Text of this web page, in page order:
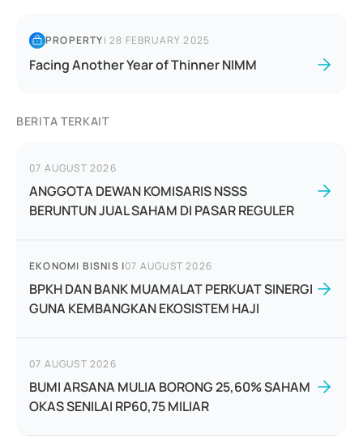
PROPERTY|28 FEBRUARY 2025
Facing Another Year of Thinner NIMM
BERITA TERKAIT
07 AUGUST 2026
ANGGOTA DEWAN KOMISARIS NSSS
BERUNTUN JUAL SAHAM DI PASAR REGULER
EKONOMI BISNIS |07 AUGUST 2026
BPKH DAN BANK MUAMALAT PERKUAT SINERGI
GUNA KEMBANGKAN EKOSISTEM HAJI
07 AUGUST 2026
BUMI ARSANA MULIA BORONG 25,60% SAHAM
OKAS SENILAI RP60,75 MILIAR